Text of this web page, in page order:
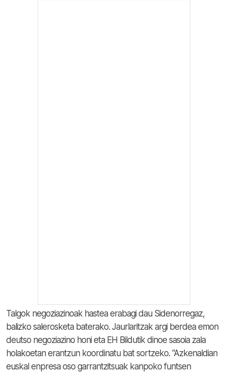
Talgok negoziazinoak hastea erabagi dau Sidenorregaz,
balizko salerosketa baterako. Jaurlaritzak argi berdea emon
deutso negoziazino honi eta EH Bildutik dinoe sasoia zala
holakoetan erantzun koordinatu bat sortzeko. “Azkenaldian
euskal enpresa oso garrantzitsuak kanpoko funtsen